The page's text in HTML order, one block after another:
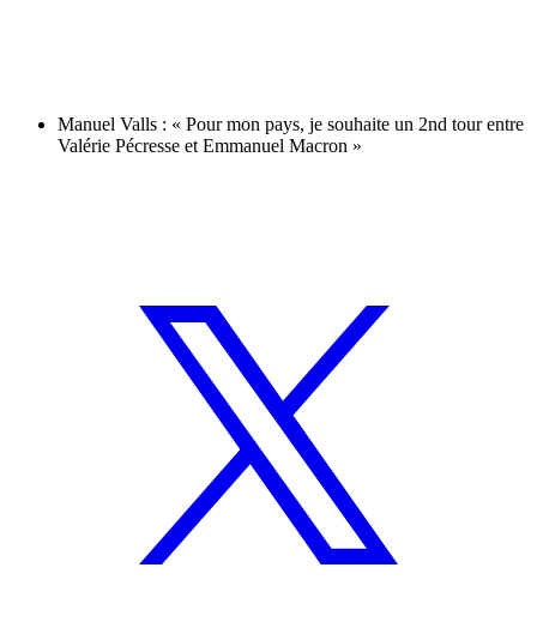
Manuel Valls : « Pour mon pays, je souhaite un 2nd tour entre
Valérie Pécresse et Emmanuel Macron »